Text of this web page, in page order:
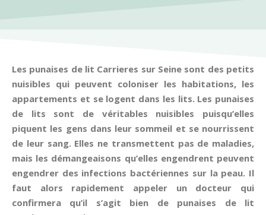
Les punaises de lit Carrieres sur Seine sont des petits
nuisibles qui peuvent coloniser les habitations, les
appartements et se logent dans les lits. Les punaises
de lits sont de véritables nuisibles puisqu’elles
piquent les gens dans leur sommeil et se nourrissent
de leur sang. Elles ne transmettent pas de maladies,
mais les démangeaisons qu’elles engendrent peuvent
engendrer des infections bactériennes sur la peau. Il
faut alors rapidement appeler un docteur qui
confirmera qu’il s’agit bien de punaises de lit